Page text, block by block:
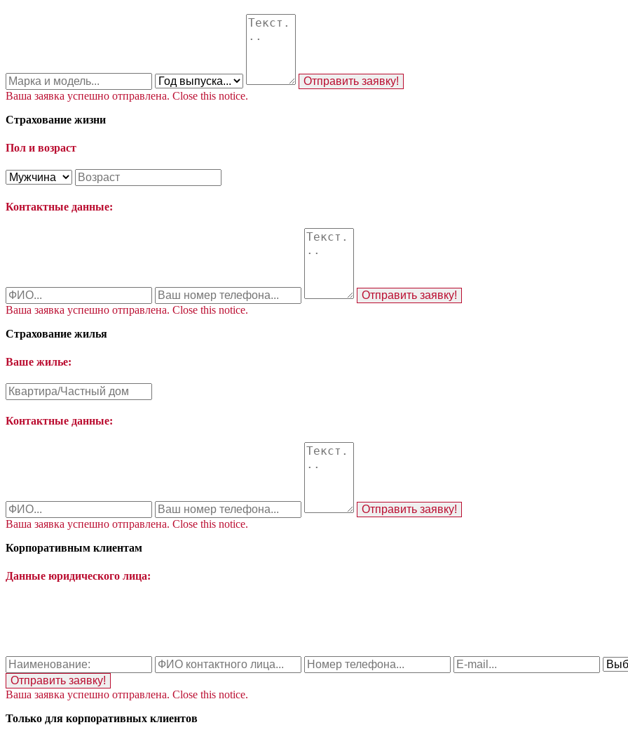
Отправить заявку!
Ваша заявка успешно отправлена. Close this notice.
Страхование жизни
Пол и возраст
Контактные данные:
Отправить заявку!
Ваша заявка успешно отправлена. Close this notice.
Страхование жилья
Ваше жилье:
Контактные данные:
Отправить заявку!
Ваша заявка успешно отправлена. Close this notice.
Корпоративным клиентам
Данные юридического лица:
Отправить заявку!
Ваша заявка успешно отправлена. Close this notice.
Только для корпоративных клиентов